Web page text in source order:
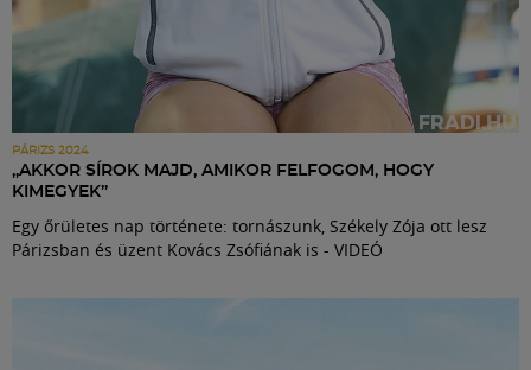
PÁRIZS 2024
„AKKOR SÍROK MAJD, AMIKOR FELFOGOM, HOGY
KIMEGYEK”
Egy őrületes nap története: tornászunk, Székely Zója ott lesz
Párizsban és üzent Kovács Zsófiának is - VIDEÓ